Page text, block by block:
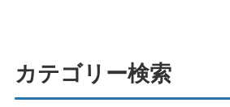
カテゴリー検索